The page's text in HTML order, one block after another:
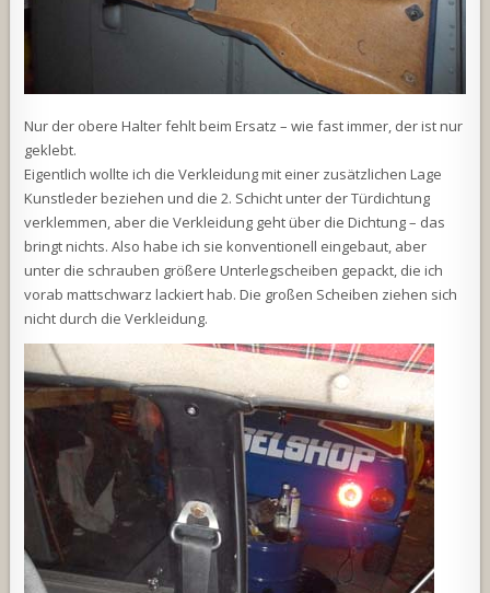
Nur der obere Halter fehlt beim Ersatz – wie fast immer, der ist nur
geklebt.
Eigentlich wollte ich die Verkleidung mit einer zusätzlichen Lage
Kunstleder beziehen und die 2. Schicht unter der Türdichtung
verklemmen, aber die Verkleidung geht über die Dichtung – das
bringt nichts. Also habe ich sie konventionell eingebaut, aber
unter die schrauben größere Unterlegscheiben gepackt, die ich
vorab mattschwarz lackiert hab. Die großen Scheiben ziehen sich
nicht durch die Verkleidung.